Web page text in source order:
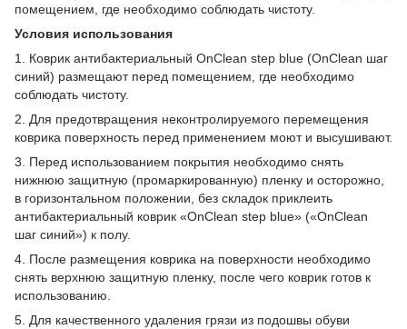
помещением, где необходимо соблюдать чистоту.
Условия использования
1. Коврик антибактериальный OnClean step blue (OnClean шаг
синий) размещают перед помещением, где необходимо
соблюдать чистоту.
2. Для предотвращения неконтролируемого перемещения
коврика поверхность перед применением моют и высушивают.
3. Перед использованием покрытия необходимо снять
нижнюю защитную (промаркированную) пленку и осторожно,
в горизонтальном положении, без складок приклеить
антибактериальный коврик «OnClean step blue» («OnClean
шаг синий») к полу.
4. После размещения коврика на поверхности необходимо
снять верхнюю защитную пленку, после чего коврик готов к
использованию.
5. Для качественного удаления грязи из подошвы обуви